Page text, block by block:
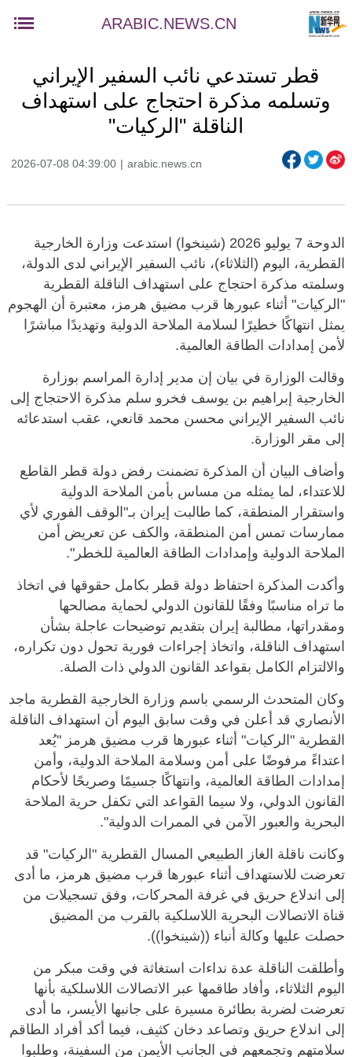
ARABIC.NEWS.CN
قطر تستدعي نائب السفير الإيراني
وتسلمه مذكرة احتجاج على استهداف
الناقلة "الركيات"
2026-07-08 04:39:00 | arabic.news.cn
الدوحة 7 يوليو 2026 (شينخوا) استدعت وزارة الخارجية
القطرية، اليوم (الثلاثاء)، نائب السفير الإيراني لدى الدولة،
وسلمته مذكرة احتجاج على استهداف الناقلة القطرية
"الركيات" أثناء عبورها قرب مضيق هرمز، معتبرة أن الهجوم
يمثل انتهاكًا خطيرًا لسلامة الملاحة الدولية وتهديدًا مباشرًا
لأمن إمدادات الطاقة العالمية.
وقالت الوزارة في بيان إن مدير إدارة المراسم بوزارة
الخارجية إبراهيم بن يوسف فخرو سلم مذكرة الاحتجاج إلى
نائب السفير الإيراني محسن محمد قانعي، عقب استدعائه
إلى مقر الوزارة.
وأضاف البيان أن المذكرة تضمنت رفض دولة قطر القاطع
للاعتداء، لما يمثله من مساس بأمن الملاحة الدولية
واستقرار المنطقة، كما طالبت إيران بـ"الوقف الفوري لأي
ممارسات تمس أمن المنطقة، والكف عن تعريض أمن
الملاحة الدولية وإمدادات الطاقة العالمية للخطر".
وأكدت المذكرة احتفاظ دولة قطر بكامل حقوقها في اتخاذ
ما تراه مناسبًا وفقًا للقانون الدولي لحماية مصالحها
ومقدراتها، مطالبة إيران بتقديم توضيحات عاجلة بشأن
استهداف الناقلة، واتخاذ إجراءات فورية تحول دون تكراره،
والالتزام الكامل بقواعد القانون الدولي ذات الصلة.
وكان المتحدث الرسمي باسم وزارة الخارجية القطرية ماجد
الأنصاري قد أعلن في وقت سابق اليوم أن استهداف الناقلة
القطرية "الركيات" أثناء عبورها قرب مضيق هرمز "يُعد
اعتداءً مرفوضًا على أمن وسلامة الملاحة الدولية، وأمن
إمدادات الطاقة العالمية، وانتهاكًا جسيمًا وصريحًا لأحكام
القانون الدولي، ولا سيما القواعد التي تكفل حرية الملاحة
البحرية والعبور الآمن في الممرات الدولية".
وكانت ناقلة الغاز الطبيعي المسال القطرية "الركيات" قد
تعرضت للاستهداف أثناء عبورها قرب مضيق هرمز، ما أدى
إلى اندلاع حريق في غرفة المحركات، وفق تسجيلات من
قناة الاتصالات البحرية اللاسلكية بالقرب من المضيق
حصلت عليها وكالة أنباء ((شينخوا)).
وأطلقت الناقلة عدة نداءات استغاثة في وقت مبكر من
اليوم الثلاثاء، وأفاد طاقمها عبر الاتصالات اللاسلكية بأنها
تعرضت لضربة بطائرة مسيرة على جانبها الأيسر، ما أدى
إلى اندلاع حريق وتصاعد دخان كثيف، فيما أكد أفراد الطاقم
سلامتهم وتجمعهم في الجانب الأيمن من السفينة، وطلبوا